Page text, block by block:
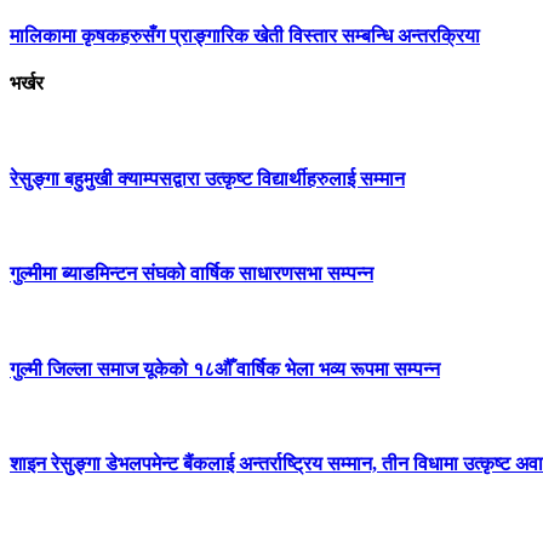
मालिकामा कृषकहरुसँग प्राङ्गारिक खेती विस्तार सम्बन्धि अन्तरक्रिया
भर्खर
रेसुङ्गा बहुमुखी क्याम्पसद्वारा उत्कृष्ट विद्यार्थीहरुलाई सम्मान
गुल्मीमा ब्याडमिन्टन संघको वार्षिक साधारणसभा सम्पन्न
गुल्मी जिल्ला समाज यूकेको १८औँ वार्षिक भेला भव्य रूपमा सम्पन्न
शाइन रेसुङ्गा डेभलपमेन्ट बैंकलाई अन्तर्राष्ट्रिय सम्मान, तीन विधामा उत्कृष्ट